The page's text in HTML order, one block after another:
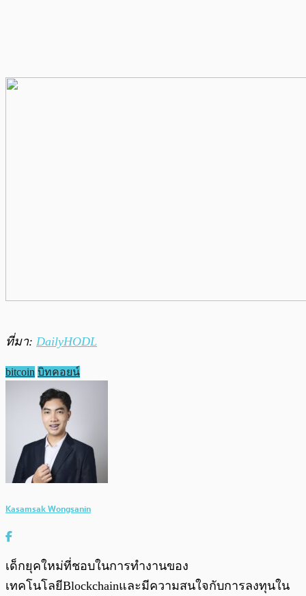
ที่มา: DailyHODL
bitcoin บิทคอยน์
Kasamsak Wongsanin
เด็กยุคใหม่ที่ชอบในการทำงานของ
เทคโนโลยีBlockchainและมีความสนใจกับการลงทุนใน